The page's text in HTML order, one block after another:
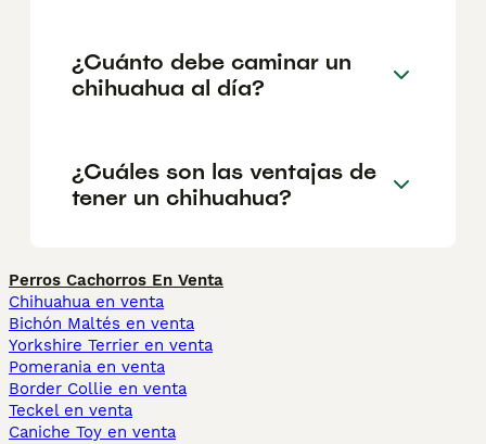
¿Cuánto debe caminar un
chihuahua al día?
¿Cuáles son las ventajas de
tener un chihuahua?
Perros Cachorros En Venta
Chihuahua en venta
Bichón Maltés en venta
Yorkshire Terrier en venta
Pomerania en venta
Border Collie en venta
Teckel en venta
Caniche Toy en venta